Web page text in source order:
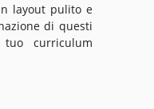
layout pulito e
di questi
curriculum